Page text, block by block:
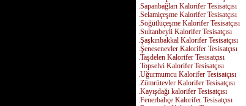
.Sapanbağları Kalorifer Tesisatçısı
.Selamiçeşme Kalorifer Tesisatçısı
.Söğütlüçeşme Kalorifer Tesisatçısı
.Sultanbeyli Kalorifer Tesisatçısı
.Şaşkınbakkal Kalorifer Tesisatçısı
.Şenesenevler Kalorifer Tesisatçısı
.Taşdelen Kalorifer Tesisatçısı
.Topselvi Kalorifer Tesisatçısı
.Uğurmumcu Kalorifer Tesisatçısı
.Zümrütevler Kalorifer Tesisatçısı
.Kayışdağı kalorifer Tesisatçısı
.Fenerbahçe Kalorifer Tesisatçısı